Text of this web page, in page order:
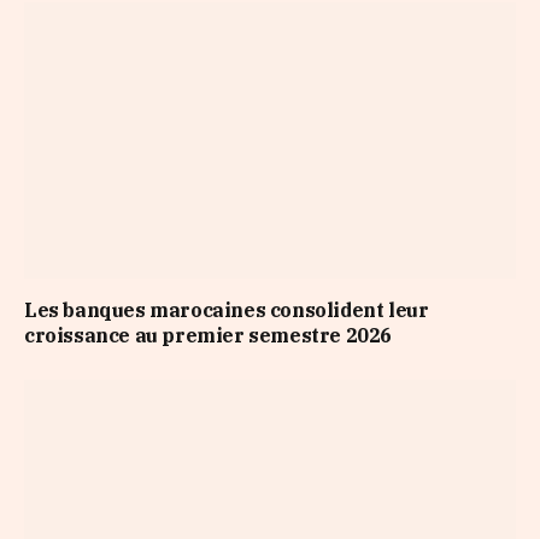
Les banques marocaines consolident leur
croissance au premier semestre 2026